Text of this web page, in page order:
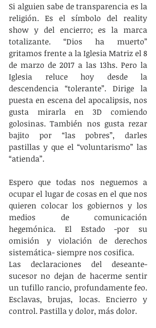
Si alguien sabe de transparencia es la
religión. Es el símbolo del reality
show y del encierro; es la marca
totalizante. “Dios ha muerto”
gritamos frente a la Iglesia Matriz el 8
de marzo de 2017 a las 13hs. Pero la
Iglesia reluce hoy desde la
descendencia “tolerante”. Dirige la
puesta en escena del apocalipsis, nos
gusta mirarla en 3D comiendo
golosinas. También nos gusta rezar
bajito por “las pobres”, darles
pastillas y que el “voluntarismo” las
“atienda”.
Espero que todas nos neguemos a
ocupar el lugar de cosas en el que nos
quieren colocar los gobiernos y los
medios de comunicación
hegemónica. El Estado -por su
omisión y violación de derechos
sistemática- siempre nos cosifica.
Las declaraciones del deseante-
sucesor no dejan de hacerme sentir
un tufillo rancio, profundamente feo.
Esclavas, brujas, locas. Encierro y
control. Pastilla y dolor, más dolor.